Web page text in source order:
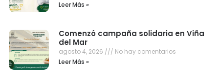
Leer Más »
Comenzó campaña solidaria en Viña
del Mar
agosto 4, 2026
No hay comentarios
Leer Más »